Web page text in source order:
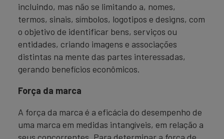
incluindo, mas não se limitando a, nomes,
termos, sinais, símbolos, logotipos e designs, com
o objetivo de identificar bens, serviços ou
entidades, criando imagens e associações
distintas na mente das partes interessadas,
gerando benefícios econômicos.
Força da marca
A força da marca é a eficácia do desempenho de
uma marca em medidas intangíveis, em relação a